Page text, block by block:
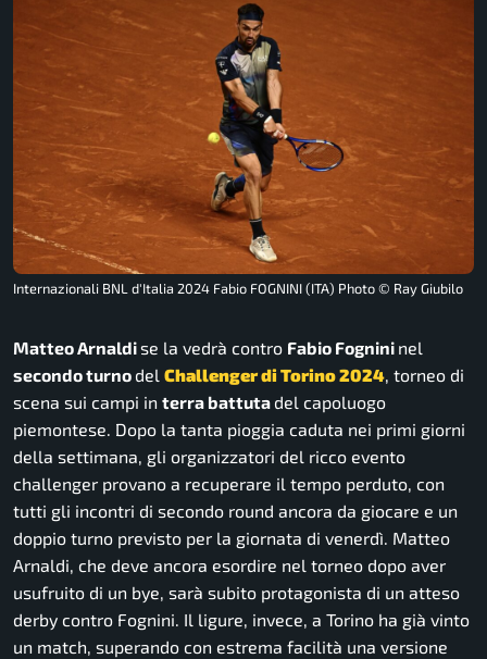
Internazionali BNL d'Italia 2024 Fabio FOGNINI (ITA) Photo © Ray Giubilo
Matteo Arnaldise la vedrà contro Fabio Fognini nel
secondo turno del Challenger di Torino 2024, torneo di
scena sui campi in terra battuta del capoluogo
piemontese. Dopo la tanta pioggia caduta nei primi giorni
della settimana, gli organizzatori del ricco evento
challenger provano a recuperare il tempo perduto, con
tutti gli incontri di secondo round ancora da giocare e un
doppio turno previsto per la giornata di venerdì. Matteo
Arnaldi, che deve ancora esordire nel torneo dopo aver
usufruito di un bye, sarà subito protagonista di un atteso
derby contro Fognini. Il ligure, invece, a Torino ha già vinto
un match, superando con estrema facilità una versione